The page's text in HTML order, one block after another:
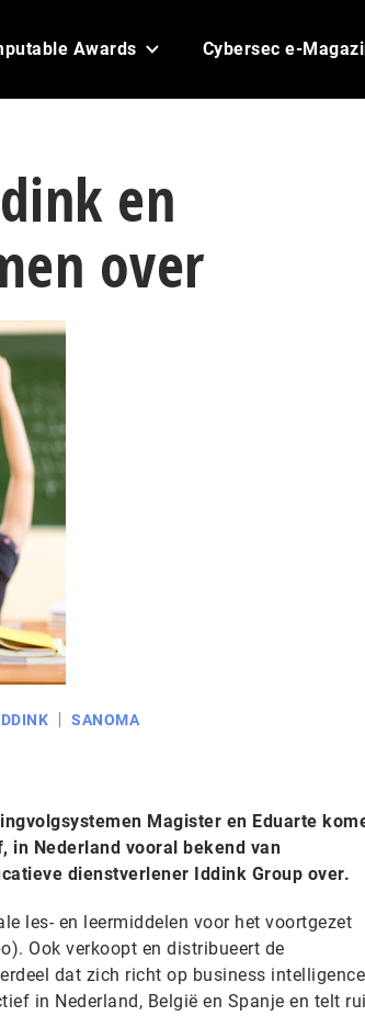
Awards Cybersec e-
en
over
SANOMA
Magister en Eduarte
in Nederland vooral bekend van
dienstverlener Iddink Group over.
les- en leermiddelen voor het voortgezet
Ook verkoopt en distribueert de
dat zich richt op business intelligence
in Nederland, België en Spanje en telt